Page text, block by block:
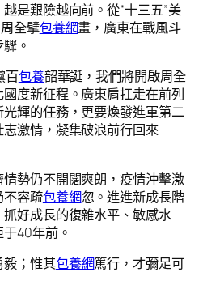
是艱險越向前。從“十三五”美
全擘包養網畫，廣東在戰風斗
。
百包養韶華誕，我們將開啟周全
度新征程。廣東肩扛走在前列
輝的任務，更要煥發進軍第二
激情，凝集破浪前行回來
勢仍不開闊爽朗，疫情沖擊激
不容疏包養網忽。進進新成長階
好成長的復雜水平、敏感水
40年前。
毅；惟其包養網篤行，才彌足可